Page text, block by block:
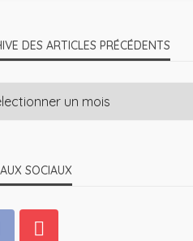
DES ARTICLES PRÉCÉDENTS
SOCIAUX